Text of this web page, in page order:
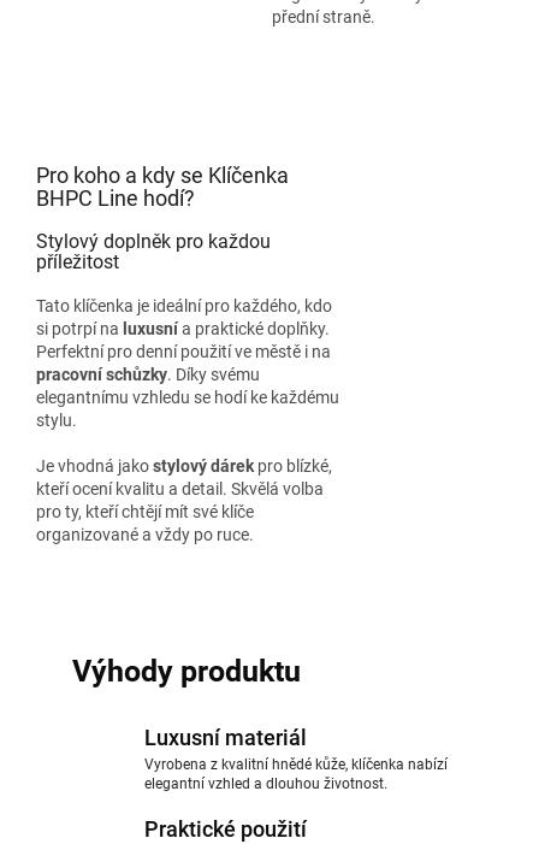
přední straně.
Pro koho a kdy se Klíčenka
BHPC Line hodí?
Stylový doplněk pro každou
příležitost
Tato klíčenka je ideální pro každého, kdo
si potrpí na luxusnía praktické doplňky.
Perfektní pro denní použití ve městě i na
pracovní schůzky. Díky svému
elegantnímu vzhledu se hodí ke každému
stylu.
Je vhodná jakostylový dárek pro blízké,
kteří ocení kvalitu a detail. Skvělá volba
pro ty, kteří chtějí mít své klíče
organizované a vždy po ruce.
Výhody produktu
Luxusní materiál
Vyrobena z kvalitní hnědé kůže, klíčenka nabízí
elegantní vzhled a dlouhou životnost.
Praktické použití